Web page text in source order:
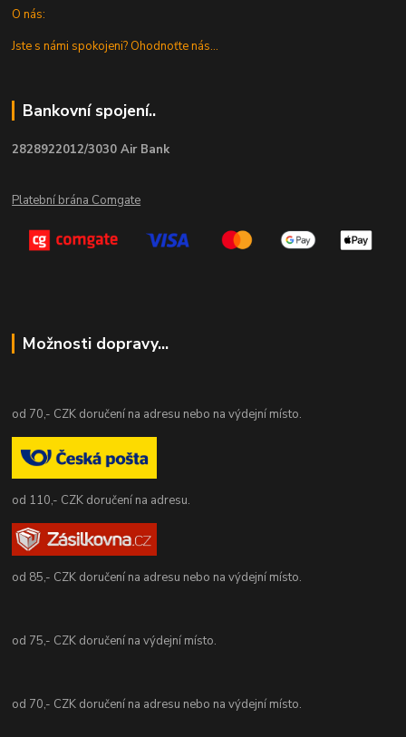
O nás:
Jste s námi spokojeni? Ohodnoťte nás...
Bankovní spojení..
2828922012/3030 Air Bank
Platební brána Comgate
Možnosti dopravy...
od 70,- CZK doručení na adresu nebo na výdejní místo.
od 110,- CZK doručení na adresu.
od 85,- CZK doručení na adresu nebo na výdejní místo.
od 75,- CZK doručení na výdejní místo.
od 70,- CZK doručení na adresu nebo na výdejní místo.